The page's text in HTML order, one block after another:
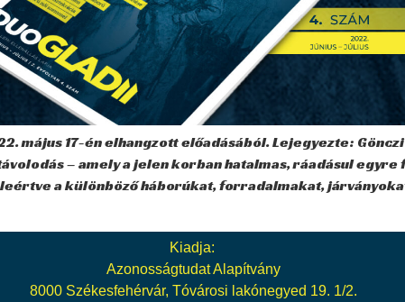
május 17-én elhangzott előadásából. Lejegyezte:
– amely a jelen korban hatalmas, ráadásul
a különböző háborúkat, forradalmakat,
Kiadja:
Azonosságtudat Alapítvány
8000 Székesfehérvár, Tóvárosi lakónegyed 19. 1/2.